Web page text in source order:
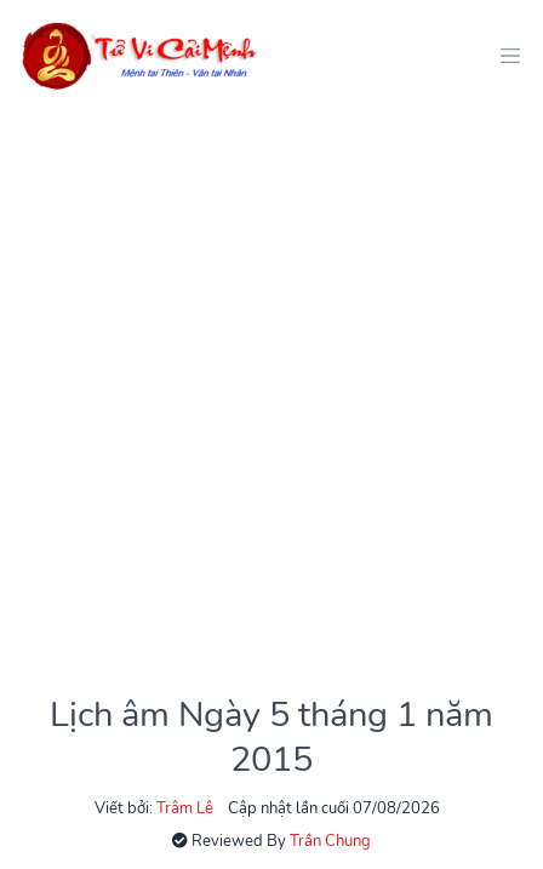
Lịch âm Ngày 5 tháng 1 năm
2015
Viết bởi: Trâm Lê
Cập nhật lần cuối 07/08/2026
Reviewed ByTrần Chung